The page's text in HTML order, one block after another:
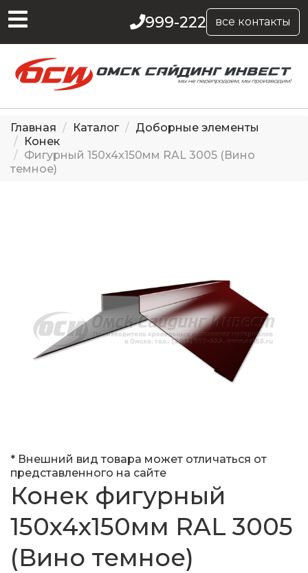
999-222 все контакты
Главная Каталог
Доборные элементы
Конек
Фигурный 150x4x150мм RAL 3005 (Вино
темное)
* Внешний вид товара может отличаться от
представленного на сайте
Конек фигурный
150x4x150мм RAL 3005
(Вино темное)